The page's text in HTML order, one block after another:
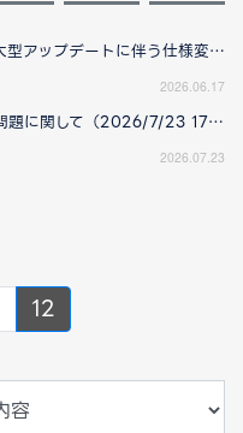
2026年12月予定の大型アップデートに伴う仕様変更のお知らせ
2026.06.17
現在確認されている問題に関して（2026/7/23 17:00更新）
2026.07.23
12